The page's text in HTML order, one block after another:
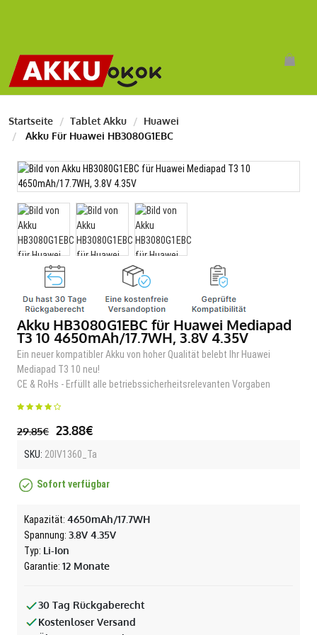
Startseite Tablet Akku
Huawei
Akku Für Huawei HB3080G1EBC
Akku HB3080G1EBC für Huawei Mediapad
T3 10 4650mAh/17.7WH, 3.8V 4.35V
Ein neuer kompatibler Akku von hoher Qualität belebt Ihr Huawei
Mediapad T3 10 neu!
CE & RoHs - Erfüllt alle betriebssicherheitsrelevanten Vorgaben
29.85€ 23.88€
SKU: 20IV1360_Ta
Sofort verfügbar
Kapazität: 4650mAh/17.7WH
Spannung: 3.8V 4.35V
Typ: Li-Ion
Garantie: 12 Monate
30 Tag Rückgaberecht
Kostenloser Versand